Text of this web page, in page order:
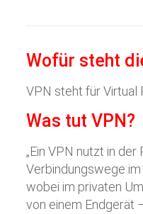
Wofür steht
VPN steht für Virtual
Was tut VPN?
„Ein VPN nutzt in der
Verbindungswege
wobei im privaten
von einem Endgerät